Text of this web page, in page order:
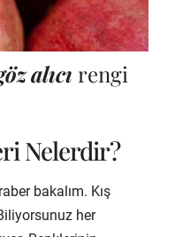
alıcı rengi
Nelerdir?
bakalım. Kış
her